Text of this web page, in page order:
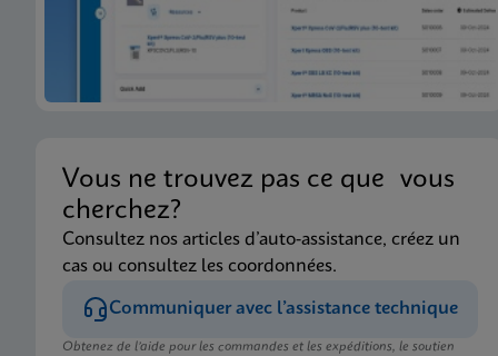
Vous ne trouvez pas ce que vous
cherchez?
Consultez nos articles d’auto-assistance, créez un
cas ou consultez les coordonnées.
Communiquer avec l’assistance technique
Obtenez de l’aide pour les commandes et les expéditions, le soutien